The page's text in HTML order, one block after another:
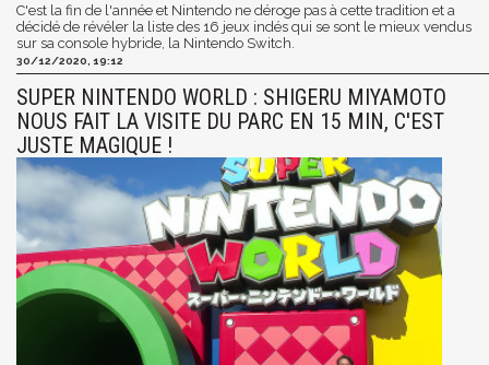
C'est la fin de l'année et Nintendo ne déroge pas à cette tradition et a
décidé de révéler la liste des 16 jeux indés qui se sont le mieux vendus
sur sa console hybride, la Nintendo Switch.
30/12/2020, 19:12
SUPER NINTENDO WORLD : SHIGERU MIYAMOTO
NOUS FAIT LA VISITE DU PARC EN 15 MIN, C'EST
JUSTE MAGIQUE !